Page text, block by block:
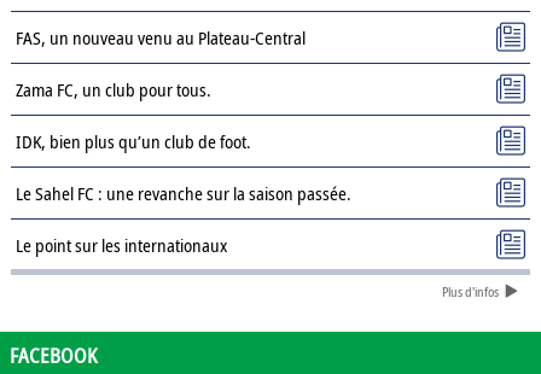
FAS, un nouveau venu au Plateau-Central
Zama FC, un club pour tous.
IDK, bien plus qu’un club de foot.
Le Sahel FC : une revanche sur la saison passée.
Le point sur les internationaux
Présentation des clubs de D3 : ASPC Tenkodogo
Plus d'infos
FACEBOOK